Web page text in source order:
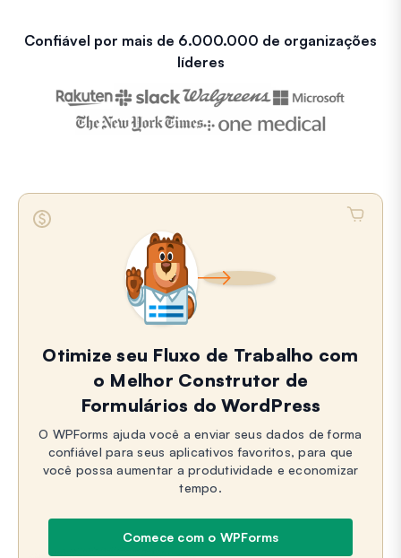
Confiável por mais de 6.000.000 de organizações
líderes
Otimize seu Fluxo de Trabalho com
o Melhor Construtor de
Formulários do WordPress
O WPForms ajuda você a enviar seus dados de forma
confiável para seus aplicativos favoritos, para que
você possa aumentar a produtividade e economizar
tempo.
Comece com o WPForms